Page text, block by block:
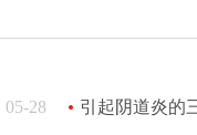
05-28 引起阴道炎的